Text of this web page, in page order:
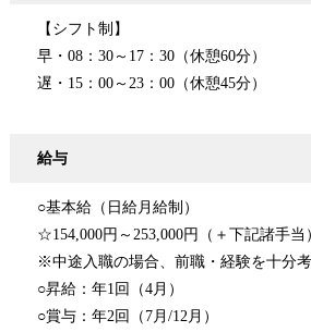
【シフト制】
早・08：30～17：30（休憩60分）
遅・15：00～23：00（休憩45分）
給与
○基本給（日給月給制）
☆154,000円～253,000円（＋下記諸手当
※中途入職の場合、前職・経験を十分
○昇給：年1回（4月）
○賞与：年2回（7月/12月）